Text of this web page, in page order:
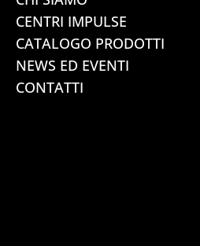
CENTRI IMPULSE
CATALOGO PRODOTTI
NEWS ED EVENTI
CONTATTI